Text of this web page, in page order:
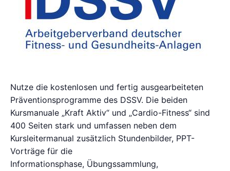
Nutze die kostenlosen und fertig ausgearbeiteten
Präventionsprogramme des DSSV. Die beiden
Kursmanuale „Kraft Aktiv“ und „Cardio-Fitness“ sind
400 Seiten stark und umfassen neben dem
Kursleitermanual zusätzlich Stundenbilder, PPT-
Vorträge für die
Informationsphase, Übungssammlung,